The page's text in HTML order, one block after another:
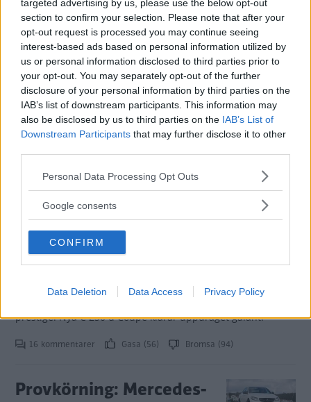
targeted advertising by us, please use the below opt-out
section to confirm your selection. Please note that after your
opt-out request is processed you may continue seeing
interest-based ads based on personal information utilized by
us or personal information disclosed to third parties prior to
your opt-out. You may separately opt-out of the further
disclosure of your personal information by third parties on the
IAB’s list of downstream participants. This information may
also be disclosed by us to third parties on the IAB’s List of
Downstream Participants that may further disclose it to other
Please note that this website/app uses one or more Google
not limited to your visit or usage behaviour. You may click to
use your data for below specified purposes in below Google
consent section.
Personal Data Processing Opt Outs
Google consents
CONFIRM
Data Deletion Data Access Privacy Policy
nära högre betyg. Läs mer i Vi BIlägares ljustest av Audi A4
Avant, Mercedes C-klass och Volvo V60.
0 kommentarer Gasa (9) Bromsa (14)
Provkörning: Mercedes-
Benz C 350
PROVKÖRNING 9 januari 2016 C-klassen sällar sig till Mercedes
elektrifierade flotta. Åkkomforten är otvivelaktigt behaglig,
men räckvidden håller inte vad som utlovas.
Provkörning: Mercedes
C 250 d Coupé
PROVKÖRNING 6 januari 2016 En coupéversion av en
prestige. Nya C 250 d Coupé klarar uppdraget galant.
16 kommentarer Gasa (56) Bromsa (94)
Provkörning: Mercedes-